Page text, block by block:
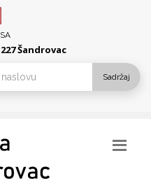
Šandrovac
Sadržaj